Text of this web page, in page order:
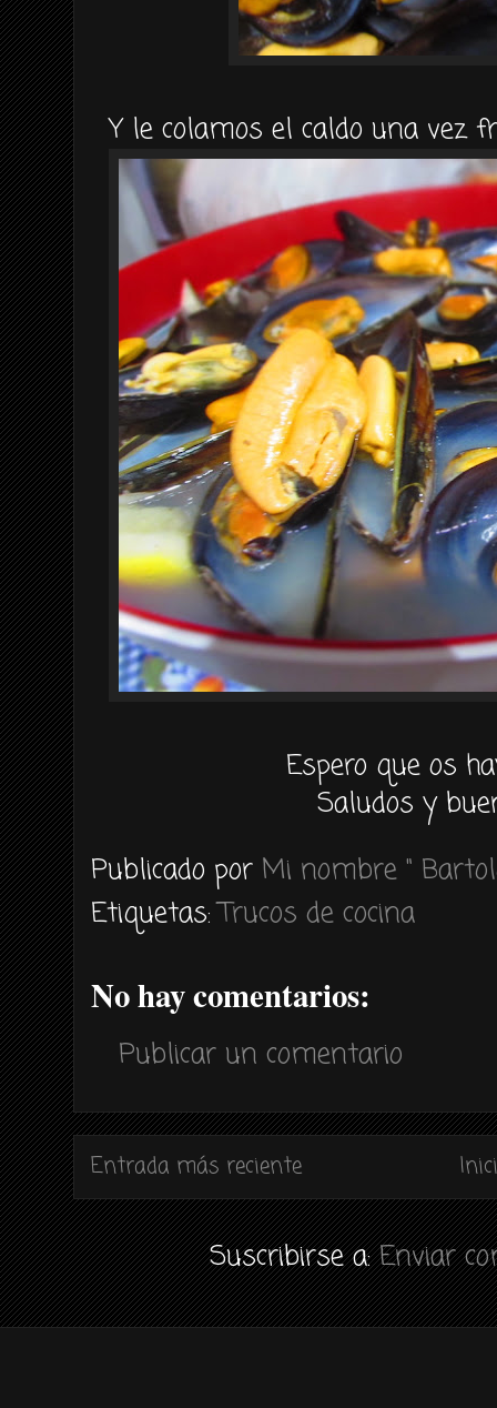
Y le colamos el caldo una vez
Espero que os
Saludos y
Publicado por Mi nombre "
Etiquetas:Trucos de cocina
No hay comentarios:
Publicar un comentario
Entrada más reciente
Suscribirse a:Enviar